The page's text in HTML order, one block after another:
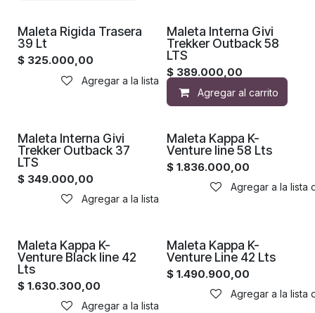
Maleta Rigida Trasera
39 Lt
$ 325.000,00
Agregar a la lista de deseos
Maleta Interna Givi
Trekker Outback 58
LTS
$ 389.000,00
Agregar al carrito
Maleta Interna Givi
Trekker Outback 37
LTS
$ 349.000,00
Agregar a la lista de deseos
Maleta Kappa K-
Venture line 58 Lts
$1.836.000,00
Agregar a la lista
Maleta Kappa K-
Venture Black line 42
Lts
$ 1.630.300,00
Agregar a la lista de deseos
Maleta Kappa K-
Venture Line 42 Lts
$1.490.900,00
Agregar a la lista